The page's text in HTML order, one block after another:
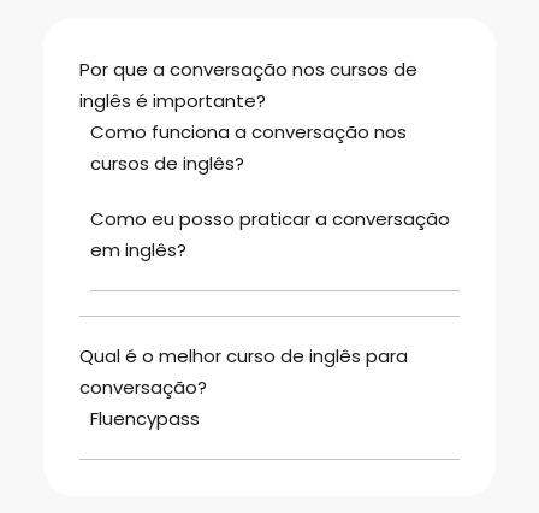
Por que a conversação nos cursos de
inglês é importante?
Como funciona a conversação nos
cursos de inglês?
Como eu posso praticar a conversação
em inglês?
Qual é o melhor curso de inglês para
conversação?
Fluencypass